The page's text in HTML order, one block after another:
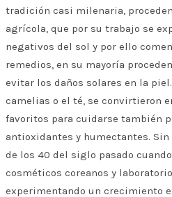
tradición casi milenaria,
agrícola, que por su trabajo se
negativos del sol y por ello
remedios, en su mayoría
evitar los daños solares en la
camelias o el té, se convirtieron
favoritos para cuidarse también
antioxidantes y humectantes. Sin
de los 40 del siglo pasado
cosméticos coreanos y
experimentando un crecimiento